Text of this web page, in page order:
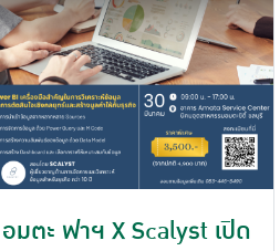
อมตะ ฟาฯ X Scalyst เปิด